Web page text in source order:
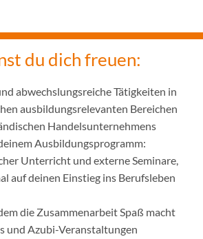
du dich freuen:
abwechslungsreiche Tätigkeiten in
ausbildungsrelevanten Bereichen
Handelsunternehmens
Ausbildungsprogramm:
Unterricht und externe Seminare,
auf deinen Einstieg ins Berufsleben
die Zusammenarbeit Spaß macht
und Azubi-Veranstaltungen